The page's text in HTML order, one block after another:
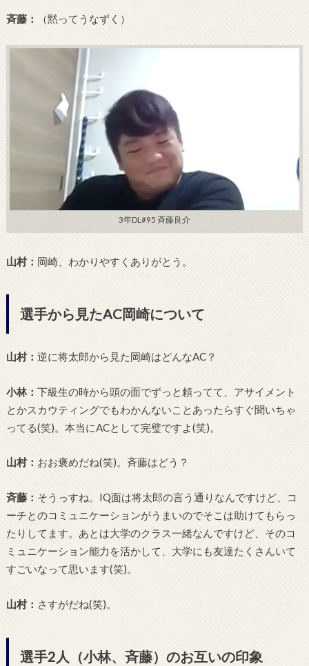
斉藤： （黙ってうなずく）
3年DL#95 斉藤良介
山村： 岡崎、わかりやすくありがとう。
選手から見たAC岡崎について
山村： 逆に将太郎から見た岡崎はどんなAC？
小林： 下級生の時から頭の面でずっと頼ってて、アサイメント
とかスカウティングでもわかんないことあったらすぐ聞いちゃ
ってる(笑)。本当にACとして完璧ですよ(笑)。
山村： おお褒めだね(笑)。斉藤はどう？
斉藤： そうっすね。IQ面は将太郎の言う通りなんですけど、コ
ーチとのコミュニケーションがうまいのでそこは助けてもらっ
たりしてます。あとは大学のクラス一緒なんですけど、そのコ
ミュニケーション能力を活かして、大学にも友達たくさんいて
すごいなって思います(笑)。
山村： さすがだね(笑)。
選手2人（小林、斉藤）のお互いの印象